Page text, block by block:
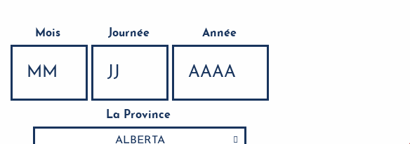
naissance
Mois Journée Année
La Province